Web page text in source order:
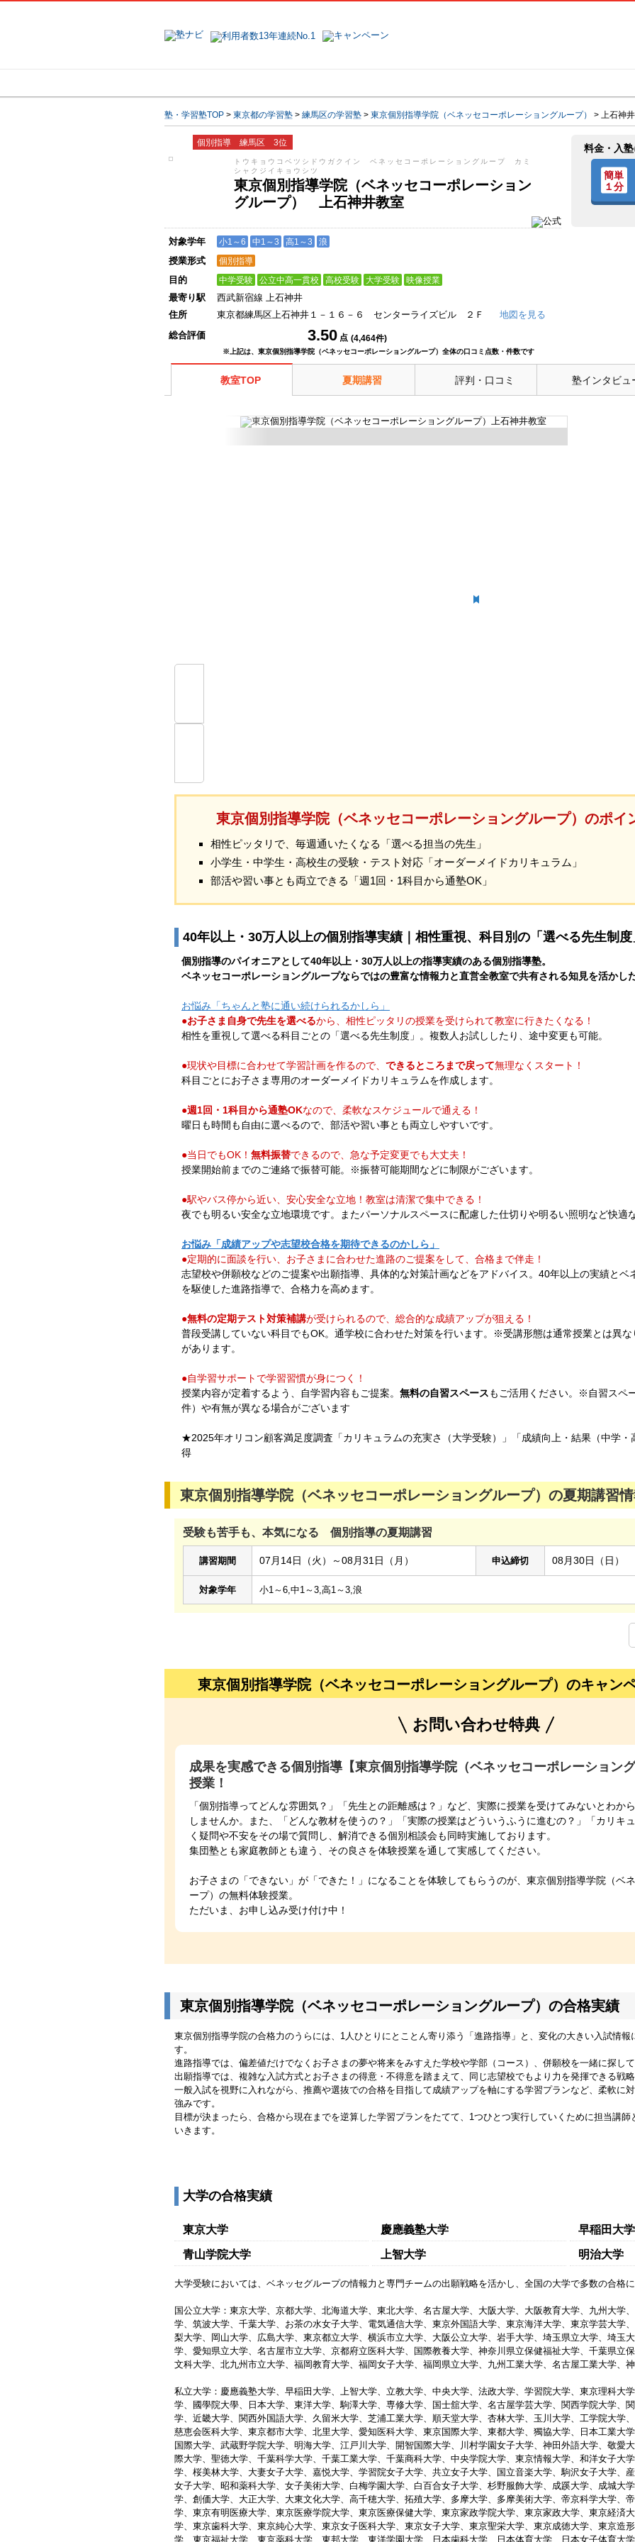
塾・学習塾TOP > 東京都の学習塾 > 練馬区の学習塾 > 東京個別指導学院（ベネッセコーポレーショングループ） > 上石神
個別指導 練馬区 3位
トウキョウコベツシドウガクイン ベネッセコーポレーショングループ カミ
シャクジイキョウシツ
東京個別指導学院（ベネッセコーポレーション
グループ） 上石神井教室
対象学年 小1～6 中1～3 高1～3 浪
授業形式 個別指導
目的 中学受験 公立中高一貫校 高校受験 大学受験 映像授業
最寄り駅
西武新宿線 上石神井
住所
東京都練馬区上石神井１－１６－６ センターライズビル ２Ｆ
地図を見る
総合評価
3.50 点 (4,464件)
※上記は、東京個別指導学院（ベネッセコーポレーショングループ）全体の口コミ点数・件数です
料金・入
教室TOP 夏期講習 評判・口コミ 塾インタビュ
東京個別指導学院（ベネッセコーポレーショングループ）のポイ
相性ピッタリで、毎週通いたくなる「選べる担当の先生」
小学生・中学生・高校生の受験・テスト対応「オーダーメイドカリキュラム」
部活や習い事とも両立できる「週1回・1科目から通塾OK」
40年以上・30万人以上の個別指導実績｜相性重視、科目別の「選べる先生制度
個別指導のパイオニアとして40年以上・30万人以上の指導実績のある個別指導塾。​
ベネッセコーポレーショングループならではの豊富な情報力と直営全教室で共有される知見を活かし
お悩み「ちゃんと塾に通い続けられるかしら」
●お子さま自身で先生を選べるから、相性ピッタリの授業を受けられて教室に行きたくなる！
相性を重視して選べる科目ごとの「選べる先生制度」。複数人お試ししたり、途中変更も可能。
●現状や目標に合わせて学習計画を作るので、 できるところまで戻って無理なくスタート！
科目ごとにお子さま専用のオーダーメイドカリキュラムを作成します。
●週1回・1科目から通塾OKなので、柔軟なスケジュールで通える！
曜日も時間も自由に選べるので、部活や習い事とも両立しやすいです。
●当日でもOK！ 無料振替できるので、急な予定変更でも大丈夫！
授業開始前までのご連絡で振替可能。※振替可能期間などに制限がございます。
●駅やバス停から近い、安心安全な立地！教室は清潔で集中できる！
夜でも明るい安全な立地環境です。またパーソナルスペースに配慮した仕切りや明るい照明など快適
お悩み「成績アップや志望校合格を期待できるのかしら」
●定期的に面談を行い、お子さまに合わせた進路のご提案をして、合格まで伴走！
志望校や併願校などのご提案や出願指導、具体的な対策計画などをアドバイス。40年以上の実績とベ
を駆使した進路指導で、合格力を高めます。
●無料の定期テスト対策補講が受けられるので、総合的な成績アップが狙える！
普段受講していない科目でもOK。通学校に合わせた対策を行います。※受講形態は通常授業とは異
があります。
●自学習サポートで学習習慣が身につく！​
授業内容が定着するよう、自学習内容もご提案。 無料の自習スペースもご活用ください。※自習スペ
件）や有無が異なる場合がございます
★2025年オリコン顧客満足度調査「カリキュラムの充実さ（大学受験）」「成績向上・結果（中学
得
東京個別指導学院（ベネッセコーポレーショングループ）の夏期講習
受験も苦手も、本気になる 個別指導の夏期講習
講習期間 07月14日（火）～08月31日（月） 申込締切 08月30日（日）
対象学年 小1～6,中1～3,高1～3,浪
東京個別指導学院（ベネッセコーポレーショングループ）のキャン
お問い合わせ特典
成果を実感できる個別指導【東京個別指導学院（ベネッセコーポレーション
授業！
「個別指導ってどんな雰囲気？」「先生との距離感は？」など、実際に授業を受けてみないとわか
しませんか。また、「どんな教材を使うの？」「実際の授業はどういうふうに進むの？」「カリキ
く疑問や不安をその場で質問し、解消できる個別相談会も同時実施しております。
集団塾とも家庭教師とも違う、その良さを体験授業を通して実感してください。
お子さまの「できない」が「できた！」になることを体験してもらうのが、東京個別指導学院（ベ
ープ）の無料体験授業。
ただいま、お申し込み受け付け中！
東京個別指導学院（ベネッセコーポレーショングループ）の合格実績
東京個別指導学院の合格力のうらには、1人ひとりにとことん寄り添う「進路指導」と、変化の大きい入試情
す。
進路指導では、偏差値だけでなくお子さまの夢や将来をみすえた学校や学部（コース）、併願校を一緒に探し
出願指導では、複雑な入試方式とお子さまの得意・不得意を踏まえて、同じ志望校でもより力を発揮できる戦
一般入試を視野に入れながら、推薦や選抜での合格を目指して成績アップを軸にする学習プランなど、柔軟に
強みです。
目標が決まったら、合格から現在までを逆算した学習プランをたてて、1つひとつ実行していくために担当講
いきます。
大学の合格実績
東京大学 慶應義塾大学 早稲田大学
青山学院大学 上智大学 明治大学
大学受験においては、ベネッセグループの情報力と専門チームの出願戦略を活かし、全国の大学で多数の合格
国公立大学：東京大学、京都大学、北海道大学、東北大学、名古屋大学、大阪大学、大阪教育大学、九州大学
学、筑波大学、千葉大学、お茶の水女子大学、電気通信大学、東京外国語大学、東京海洋大学、東京学芸大学
梨大学、岡山大学、広島大学、東京都立大学、横浜市立大学、大阪公立大学、岩手大学、埼玉県立大学、埼玉
学、愛知県立大学、名古屋市立大学、京都府立医科大学、国際教養大学、神奈川県立保健福祉大学、千葉県立
文科大学、北九州市立大学、福岡教育大学、福岡女子大学、福岡県立大学、九州工業大学、名古屋工業大学、
私立大学：慶應義塾大学、早稲田大学、上智大学、立教大学、中央大学、法政大学、学習院大学、東京理科大
学、國學院大學、日本大学、東洋大学、駒澤大学、専修大学、国士舘大学、名古屋学芸大学、関西学院大学、
学、近畿大学、関西外国語大学、久留米大学、芝浦工業大学、順天堂大学、杏林大学、玉川大学、工学院大学
慈恵会医科大学、東京都市大学、北里大学、愛知医科大学、東京国際大学、東都大学、獨協大学、日本工業大
国際大学、武蔵野学院大学、明海大学、江戸川大学、開智国際大学、川村学園女子大学、神田外語大学、敬愛
際大学、聖徳大学、千葉科学大学、千葉工業大学、千葉商科大学、中央学院大学、東京情報大学、和洋女子大
学、桜美林大学、大妻女子大学、嘉悦大学、学習院女子大学、共立女子大学、国立音楽大学、駒沢女子大学、
女子大学、昭和薬科大学、女子美術大学、白梅学園大学、白百合女子大学、杉野服飾大学、成蹊大学、成城大
学、創価大学、大正大学、大東文化大学、高千穂大学、拓殖大学、多摩大学、多摩美術大学、帝京科学大学、
学、東京有明医療大学、東京医療学院大学、東京医療保健大学、東京家政学院大学、東京家政大学、東京経済
学、東京歯科大学、東京純心大学、東京女子医科大学、東京女子大学、東京聖栄大学、東京成徳大学、東京造
学、東京福祉大学、東京薬科大学、東邦大学、東洋学園大学、日本歯科大学、日本体育大学、日本女子体育大